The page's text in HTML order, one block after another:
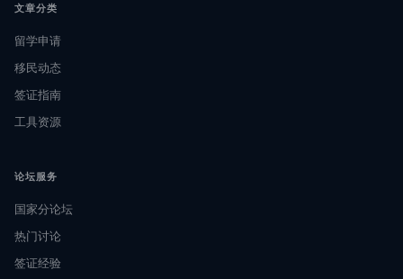
文章分类
留学申请
移民动态
签证指南
工具资源
论坛服务
国家分论坛
热门讨论
签证经验